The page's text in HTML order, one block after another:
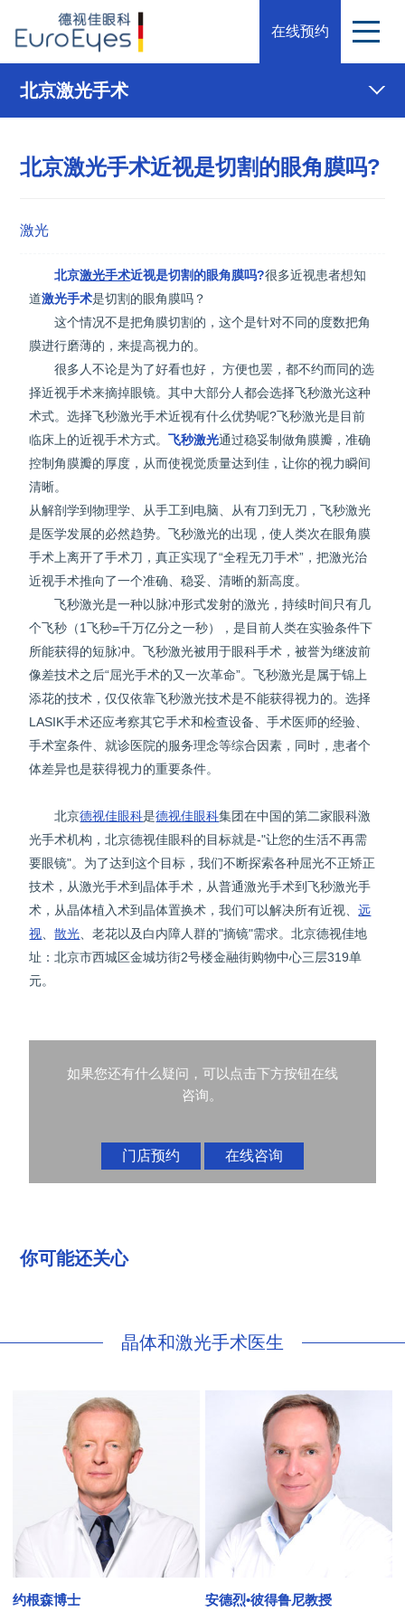
在线预约
北京激光手术
北京激光手术近视是切割的眼角膜吗?
激光
北京激光手术近视是切割的眼角膜吗?很多近视患者想知
道激光手术是切割的眼角膜吗？
这个情况不是把角膜切割的，这个是针对不同的度数把角
膜进行磨薄的，来提高视力的。
很多人不论是为了好看也好， 方便也罢，都不约而同的选
择近视手术来摘掉眼镜。其中大部分人都会选择飞秒激光这种
术式。选择飞秒激光手术近视有什么优势呢?飞秒激光是目前
临床上的近视手术方式。飞秒激光通过稳妥制做角膜瓣，准确
控制角膜瓣的厚度，从而使视觉质量达到佳，让你的视力瞬间
清晰。
从解剖学到物理学、从手工到电脑、从有刀到无刀，飞秒激光
是医学发展的必然趋势。飞秒激光的出现，使人类次在眼角膜
手术上离开了手术刀，真正实现了“全程无刀手术”，把激光治
近视手术推向了一个准确、稳妥、清晰的新高度。
飞秒激光是一种以脉冲形式发射的激光，持续时间只有几
个飞秒（1飞秒=千万亿分之一秒），是目前人类在实验条件下
所能获得的短脉冲。飞秒激光被用于眼科手术，被誉为继波前
像差技术之后“屈光手术的又一次革命”。飞秒激光是属于锦上
添花的技术，仅仅依靠飞秒激光技术是不能获得视力的。选择
LASIK手术还应考察其它手术和检查设备、手术医师的经验、
手术室条件、就诊医院的服务理念等综合因素，同时，患者个
体差异也是获得视力的重要条件。
北京德视佳眼科是德视佳眼科集团在中国的第二家眼科激
光手术机构，北京德视佳眼科的目标就是-"让您的生活不再需
要眼镜"。为了达到这个目标，我们不断探索各种屈光不正矫正
技术，从激光手术到晶体手术，从普通激光手术到飞秒激光手
术，从晶体植入术到晶体置换术，我们可以解决所有近视、远
视 、散光 、老花以及白内障人群的"摘镜"需求。北京德视佳地
址：北京市西城区金城坊街2号楼金融街购物中心三层319单
元。
如果您还有什么疑问，可以点击下方按钮在线
咨询。
门店预约 在线咨询
你可能还关心
晶体和激光手术医生
约根森博士
安德烈•彼得鲁尼教授